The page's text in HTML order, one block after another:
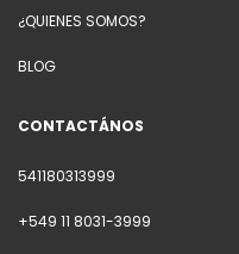
¿QUIENES SOMOS?
BLOG
CONTACTÁNOS
541180313999
+549 11 8031-3999